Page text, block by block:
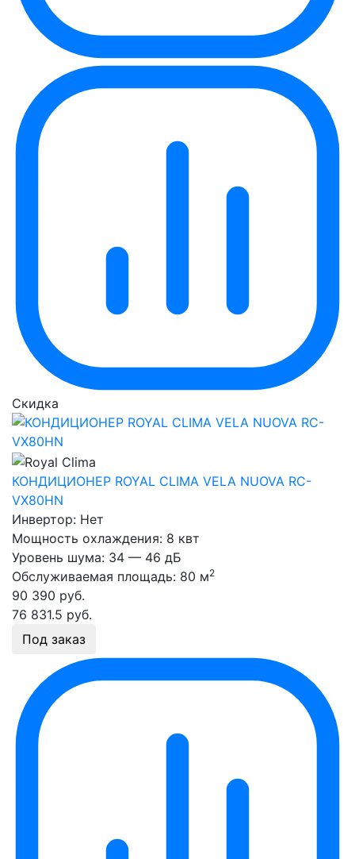
Скидка
КОНДИЦИОНЕР ROYAL CLIMA VELA NUOVA RC-
VX80HN
Инвертор: Нет
Мощность охлаждения: 8 квт
Уровень шума: 34 — 46 дБ
Обслуживаемая площадь: 80 м2
90 390 руб.
76 831.5 руб.
Под заказ